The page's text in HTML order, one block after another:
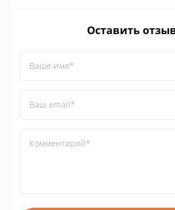
Оставить
Ваше имя*
Ваш email*
Комментарий*